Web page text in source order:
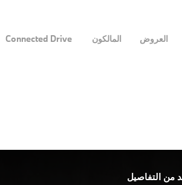
العروض المالكون Connected Drive
من التفاصيل